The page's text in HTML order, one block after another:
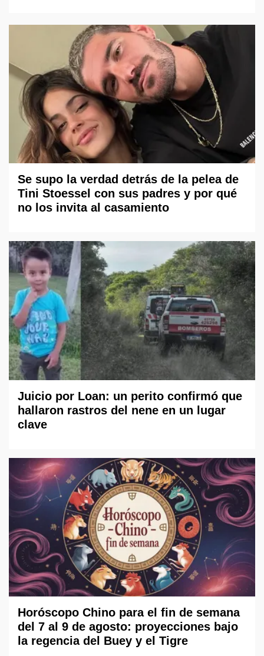
Se supo la verdad detrás de la pelea de
Tini Stoessel con sus padres y por qué
no los invita al casamiento
Juicio por Loan: un perito confirmó que
hallaron rastros del nene en un lugar
clave
Horóscopo Chino para el fin de semana
del 7 al 9 de agosto: proyecciones bajo
la regencia del Buey y el Tigre